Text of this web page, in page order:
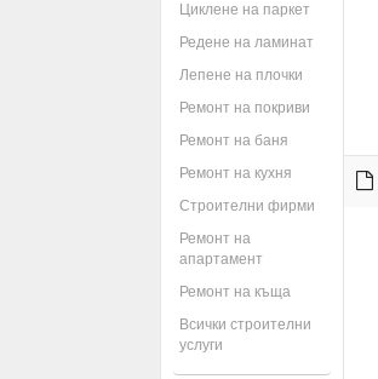
Циклене на паркет
Редене на ламинат
Лепене на плочки
Ремонт на покриви
Ремонт на баня
Ремонт на кухня
Строителни фирми
Ремонт на
апартамент
Ремонт на къща
Всички строителни
услуги